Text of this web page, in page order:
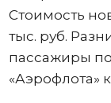
Стоимость
тыс. руб.
пассажиры
«Аэрофлота»